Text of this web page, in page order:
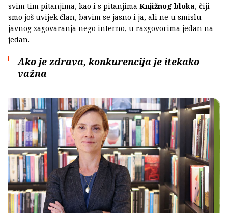
svim tim pitanjima, kao i s pitanjima Knjižnog bloka, čiji
smo još uvijek član, bavim se jasno i ja, ali ne u smislu
javnog zagovaranja nego interno, u razgovorima jedan na
jedan.
Ako je zdrava, konkurencija je itekako
važna